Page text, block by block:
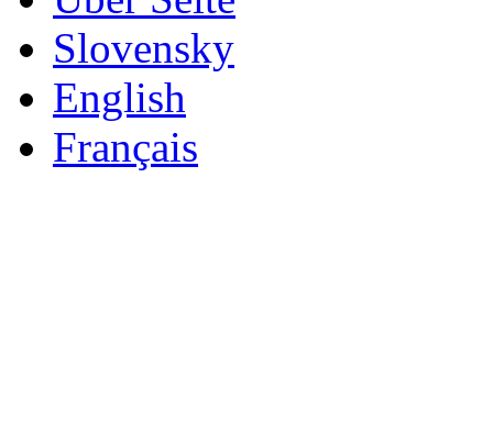
Slovensky
English
Français